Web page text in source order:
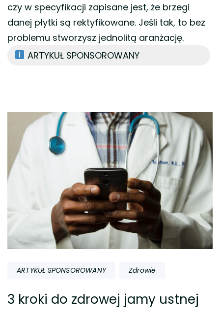
czy w specyfikacji zapisane jest, że brzegi
danej płytki są rektyfikowane. Jeśli tak, to bez
problemu stworzysz jednolitą aranżację.
ARTYKUŁ SPONSOROWANY
Nawigacja
wpisu
ARTYKUŁ SPONSOROWANY Zdrowie
3 kroki do zdrowej jamy ustnej